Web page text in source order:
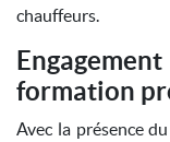
chauffeurs.
formation
Avec la présence